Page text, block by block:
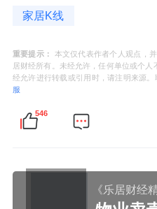
续稳定达标。
在2025年涂料行业受
场需求收缩的行业环
旧实现12.95%的同比
的抗周期性。
82.29%，稳固核心主
家居K线
重要提示：
本文仅代表作者个人观点，
居财经所有。未经允许，任何单位或个人
经允许进行转载或引用时，请注明来源。
服
546
《乐居财经